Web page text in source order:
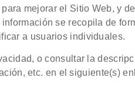
mejorar el Sitio Web, y
se recopila de
a usuarios individuales.
o consultar la
etc. en el siguiente(s)